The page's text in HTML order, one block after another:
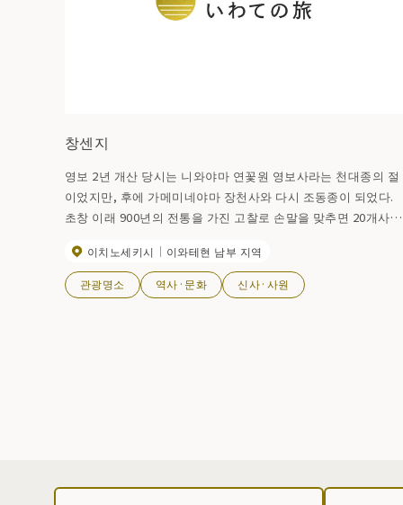
창센지
영보 2년 개산 당시는 니와야마 연꽃원 영보사라는 천대종의 절
이었지만, 후에 가메미네야마 장천사와 다시 조동종이 되었다.
초창 이래 900년의 전통을 가진 고찰로 손말을 맞추면 20개사를
야마 관음」은, 오슈 삼십삼 관음 26번 찰소로서 유명한 관음입
다.
이치노세키시 이와테현 남부 지역
관광명소 역사·문화 신사·사원